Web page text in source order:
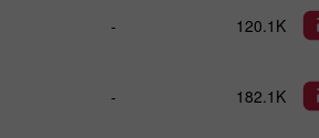
- 120.1K
- 182.1K